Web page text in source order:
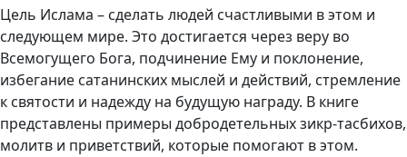
Цель Ислама – сделать людей счастливыми в этом и
следующем мире. Это достигается через веру во
Всемогущего Бога, подчинение Ему и поклонение,
избегание сатанинских мыслей и действий, стремление
к святости и надежду на будущую награду. В книге
представлены примеры добродетельных зикр-тасбихов,
молитв и приветствий, которые помогают в этом.